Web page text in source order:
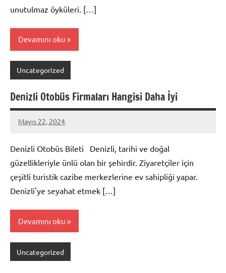
unutulmaz öyküleri. […]
Devamını oku
Uncategorized
Denizli Otobüs Firmaları Hangisi Daha İyi
Mayıs 22, 2024
admin
Denizli Otobüs Bileti Denizli, tarihi ve doğal
güzellikleriyle ünlü olan bir şehirdir. Ziyaretçiler için
çeşitli turistik cazibe merkezlerine ev sahipliği yapar.
Denizli'ye seyahat etmek […]
Devamını oku
Uncategorized